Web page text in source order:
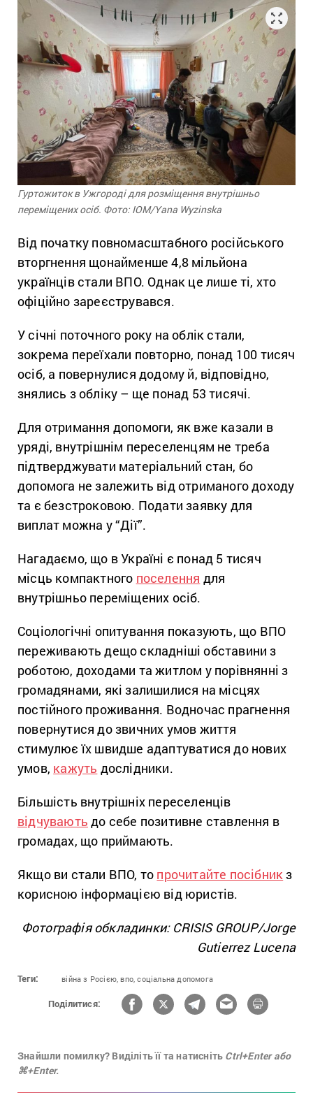
Гуртожиток в Ужгороді для розміщення внутрішньо
переміщених осіб. Фото: IOM/Yana Wyzinska
Від початку повномасштабного російського
вторгнення щонайменше 4,8 мільйона
українців стали ВПО. Однак це лише ті, хто
офіційно зареєструвався.
У січні поточного року на облік стали,
зокрема переїхали повторно, понад 100 тисяч
осіб, а повернулися додому й, відповідно,
знялись з обліку – ще понад 53 тисячі.
Для отримання допомоги, як вже казали в
уряді, внутрішнім переселенцям не треба
підтверджувати матеріальний стан, бо
допомога не залежить від отриманого доходу
та є безстроковою. Подати заявку для
виплат можна у “Дії”.
Нагадаємо, що в Україні є понад 5 тисяч
місць компактного поселення для
внутрішньо переміщених осіб.
Соціологічні опитування показують, що ВПО
переживають дещо складніші обставини з
роботою, доходами та житлом у порівнянні з
громадянами, які залишилися на місцях
постійного проживання. Водночас прагнення
повернутися до звичних умов життя
стимулює їх швидше адаптуватися до нових
умов, кажуть дослідники.
Більшість внутрішніх переселенців
відчувають до себе позитивне ставлення в
громадах, що приймають.
Якщо ви стали ВПО, то прочитайте посібник з
корисною інформацією від юристів.
Фотографія обкладинки: CRISIS GROUP/Jorge
Gutierrez Lucena
Теги: війна з Росією, впо, соціальна допомога
Поділитися:
Знайшли помилку? Виділіть її та натисніть Ctrl+Enter або
⌘+Enter.